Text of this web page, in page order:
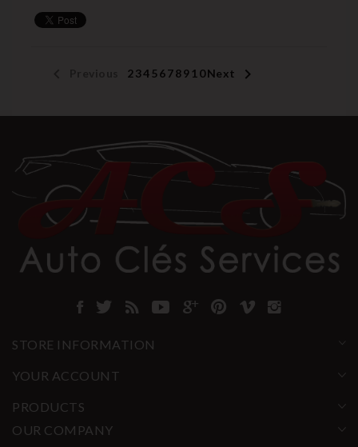
234 56789 10Next 
STORE INFORMATION
YOUR ACCOUNT
PRODUCTS
OUR COMPANY